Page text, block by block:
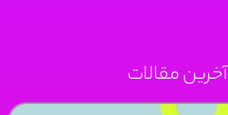
آخرین مقالات